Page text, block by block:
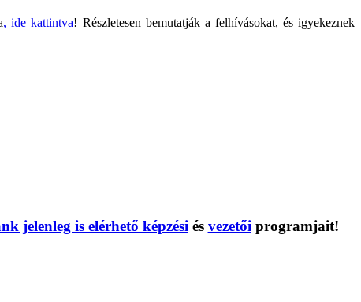
, ide kattintva! Részletesen bemutatják a felhívásokat, és igyekeznek
jelenleg is elérhető képzési és vezetői programjait!